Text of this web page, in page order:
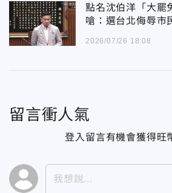
點名沈伯洋「大罷
嗆：選台北侮辱市
2026/07/26 18:08
留言衝人氣
登入留言有機會獲得旺